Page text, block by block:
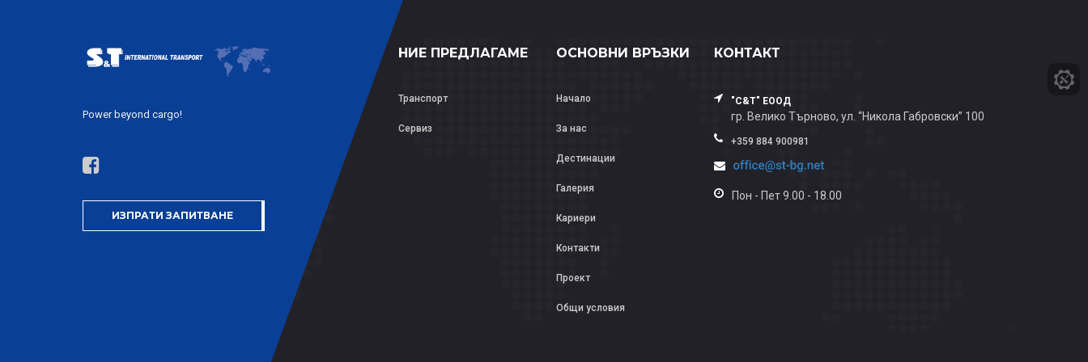
Power beyond cargo!
ИЗПРАТИ ЗАПИТВАНЕ
НИЕ ПРЕДЛАГАМЕ
Транспорт
Сервиз
ОСНОВНИ ВРЪЗКИ
Начало
За нас
Дестинации
Галерия
Кариери
Контакти
Проект
Общи условия
КОНТАКТ
"C&T" ЕООД
гр. Велико Търново, ул. “Никола Габровски” 100
+359 884 900981
Пон - Пет 9.00 - 18.00